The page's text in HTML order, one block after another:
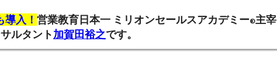
入！ 営業教育日本一 ミリオンセールスアカデミー®主宰
ルタント加賀田裕之です。